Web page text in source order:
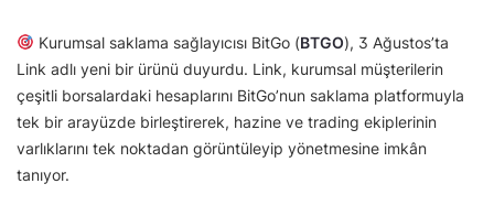
Kurumsal saklama sağlayıcısı BitGo (BTGO), 3 Ağustos’ta
Link adlı yeni bir ürünü duyurdu. Link, kurumsal müşterilerin
çeşitli borsalardaki hesaplarını BitGo’nun saklama platformuyla
tek bir arayüzde birleştirerek, hazine ve trading ekiplerinin
varlıklarını tek noktadan görüntüleyip yönetmesine imkân
tanıyor.